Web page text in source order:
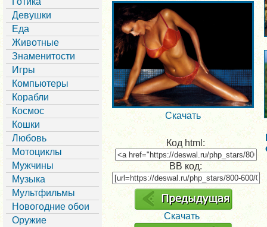
Девушки
Еда
Животные
Знаменитости
Игры
Компьютеры
Корабли
Космос
Кошки
Любовь
Мотоциклы
Мужчины
Музыка
Мультфильмы
Новогодние обои
Оружие
Скачать
Код html:
BB код:
Скачать